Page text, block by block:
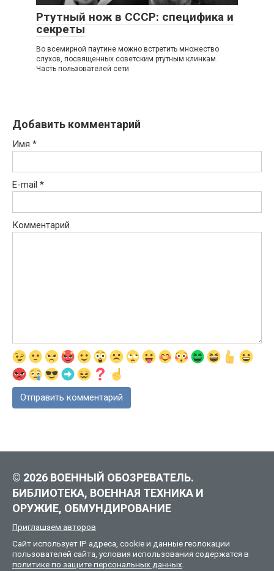
Ртутный нож в СССР: специфика и
секреты
Во всемирной паутине можно встретить множество
слухов, посвященных советским ртутным клинкам.
Часть пользователей сети
Добавить комментарий
Имя *
E-mail *
Комментарий
© 2026 ВОЕННЫЙ ОБОЗРЕВАТЕЛЬ.
БИБЛИОТЕКА, ВОЕННАЯ ТЕХНИКА И
ОРУЖИЕ, ОБМУНДИРОВАНИЕ
Приглашаем авторов
Сайт использует IP адреса, cookie и данные геолокации
пользователей сайта, условия использования содержатся в
политике по защите персональных данных